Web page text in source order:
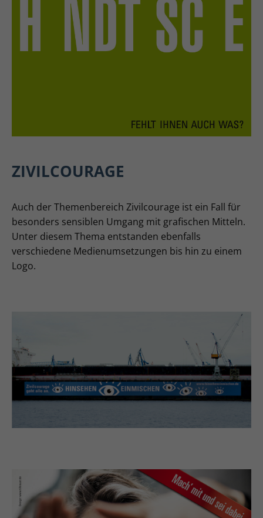
ZIVILCOURAGE
Auch der Themenbereich Zivilcourage ist ein Fall für
besonders sensiblen Umgang mit grafischen Mitteln.
Unter diesem Thema entstanden ebenfalls
verschiedene Medienumsetzungen bis hin zu einem
Logo.